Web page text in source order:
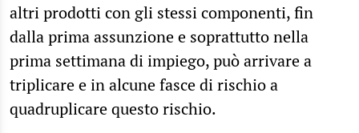
altri prodotti con gli stessi componenti, fin
dalla prima assunzione e soprattutto nella
prima settimana di impiego, può arrivare a
triplicare e in alcune fasce di rischio a
quadruplicare questo rischio.